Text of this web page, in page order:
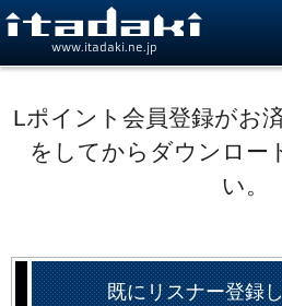
www.itadaki.ne.jp
Lポイント会員登録がお
をしてからダウンロー
い。
既にリスナー登録